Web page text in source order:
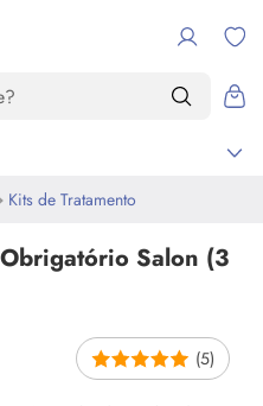
Kits de Tratamento
Salon (3
(5)